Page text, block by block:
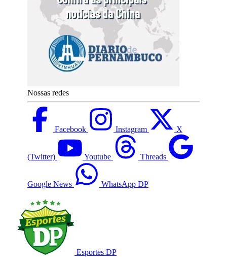
Nossas redes
Facebook Instagram X
(Twitter) Youtube Threads
Google News WhatsApp DP
Esportes DP